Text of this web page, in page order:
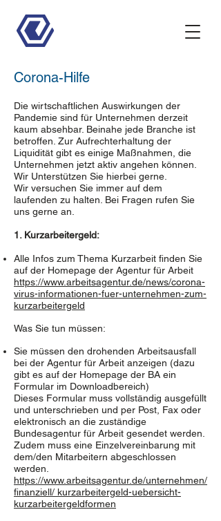
Corona-Hilfe
Die wirtschaftlichen Auswirkungen der
Pandemie sind für Unternehmen derzeit
kaum absehbar. Beinahe jede Branche ist
betroffen. Zur Aufrechterhaltung der
Liquidität gibt es einige Maßnahmen, die
Unternehmen jetzt aktiv angehen können.
Wir Unterstützen Sie hierbei gerne.
Wir versuchen Sie immer auf dem
laufenden zu halten. Bei Fragen rufen Sie
uns gerne an.
1. Kurzarbeitergeld:
Alle Infos zum Thema Kurzarbeit finden Sie
auf der Homepage der Agentur für Arbeit
https://www.arbeitsagentur.de/news/corona-
virus-informationen-fuer-unternehmen-zum-
kurzarbeitergeld
Was Sie tun müssen:
Sie müssen den drohenden Arbeitsausfall
bei der Agentur für Arbeit anzeigen (dazu
gibt es auf der Homepage der BA ein
Formular im Downloadbereich)
Dieses Formular muss vollständig ausgefüllt
und unterschrieben und per Post, Fax oder
elektronisch an die zuständige
Bundesagentur für Arbeit gesendet werden.
Zudem muss eine Einzelvereinbarung mit
dem/den Mitarbeitern abgeschlossen
werden.
https://www.arbeitsagentur.de/unternehmen/
finanziell/ kurzarbeitergeld-uebersicht-
kurzarbeitergeldformen